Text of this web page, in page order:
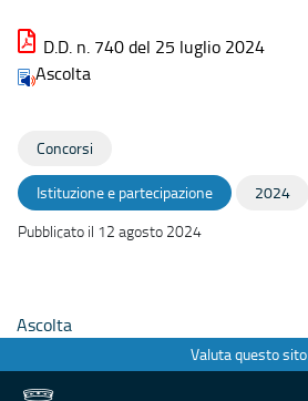
D.D. n. 740 del 25 luglio 2024
Ascolta
Concorsi
Istituzione e partecipazione
2024
Pubblicato il 12 agosto 2024
Ascolta
Valuta questo sito